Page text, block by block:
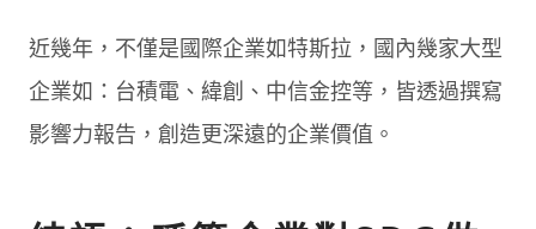
近幾年，不僅是國際企業如特斯拉，國內幾家大型
企業如：台積電、緯創、中信金控等，皆透過撰寫
影響力報告，創造更深遠的企業價值。